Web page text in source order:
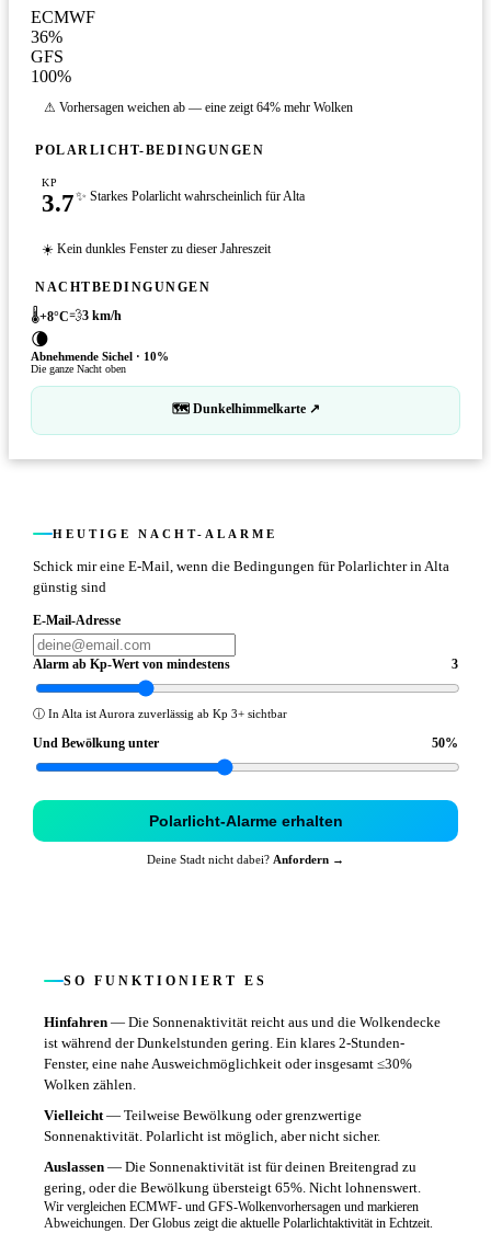
ECMWF
36%
GFS
100%
⚠ Vorhersagen weichen ab — eine zeigt 64% mehr Wolken
POLARLICHT-BEDINGUNGEN
KP
3.7✨ Starkes Polarlicht wahrscheinlich für Alta
☀️ Kein dunkles Fenster zu dieser Jahreszeit
NACHTBEDINGUNGEN
🌡️+8°C💨3 km/h
🌘
Abnehmende Sichel · 10%
Die ganze Nacht oben
🗺 Dunkelhimmelkarte ↗
HEUTIGE NACHT-ALARME
Schick mir eine E-Mail, wenn die Bedingungen für Polarlichter in Alta
günstig sind
E-Mail-Adresse
Alarm ab Kp-Wert von mindestens 3
ⓘ In Alta ist Aurora zuverlässig ab Kp 3+ sichtbar
Und Bewölkung unter 50%
Polarlicht-Alarme erhalten
Deine Stadt nicht dabei? Anfordern →
SO FUNKTIONIERT ES
Hinfahren — Die Sonnenaktivität reicht aus und die Wolkendecke
ist während der Dunkelstunden gering. Ein klares 2-Stunden-
Fenster, eine nahe Ausweichmöglichkeit oder insgesamt ≤30%
Wolken zählen.
Vielleicht— Teilweise Bewölkung oder grenzwertige
Sonnenaktivität. Polarlicht ist möglich, aber nicht sicher.
Auslassen — Die Sonnenaktivität ist für deinen Breitengrad zu
gering, oder die Bewölkung übersteigt 65%. Nicht lohnenswert.
Wir vergleichen ECMWF- und GFS-Wolkenvorhersagen und markieren
Abweichungen. Der Globus zeigt die aktuelle Polarlichtaktivität in Echtzeit.